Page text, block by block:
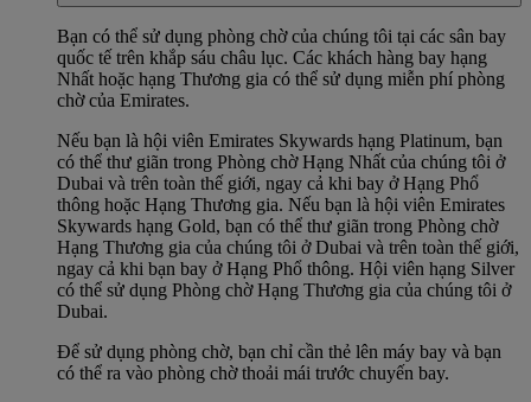
Bạn có thể sử dụng phòng chờ của chúng tôi tại các sân bay
quốc tế trên khắp sáu châu lục. Các khách hàng bay hạng
Nhất hoặc hạng Thương gia có thể sử dụng miễn phí phòng
chờ của Emirates.
Nếu bạn là hội viên Emirates Skywards hạng Platinum, bạn
có thể thư giãn trong Phòng chờ Hạng Nhất của chúng tôi ở
Dubai và trên toàn thế giới, ngay cả khi bay ở Hạng Phổ
thông hoặc Hạng Thương gia. Nếu bạn là hội viên Emirates
Skywards hạng Gold, bạn có thể thư giãn trong Phòng chờ
Hạng Thương gia của chúng tôi ở Dubai và trên toàn thế giới,
ngay cả khi bạn bay ở Hạng Phổ thông. Hội viên hạng Silver
có thể sử dụng Phòng chờ Hạng Thương gia của chúng tôi ở
Dubai.
Để sử dụng phòng chờ, bạn chỉ cần thẻ lên máy bay và bạn
có thể ra vào phòng chờ thoải mái trước chuyến bay.